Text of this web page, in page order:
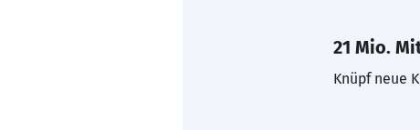
21 Mio.
Knüpf neue